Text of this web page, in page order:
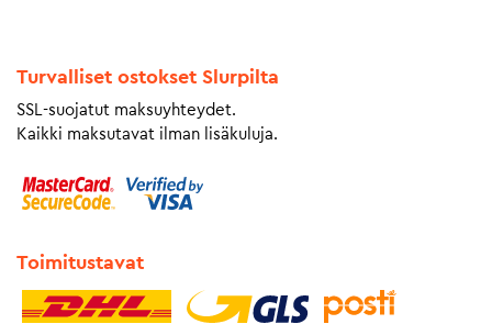
Turvalliset ostokset Slurpilta
SSL-suojatut maksuyhteydet.
Kaikki maksutavat ilman lisäkuluja.
Toimitustavat